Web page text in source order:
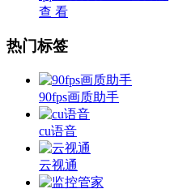
查 看
热门标签
90fps画质助手
cu语音
云视通